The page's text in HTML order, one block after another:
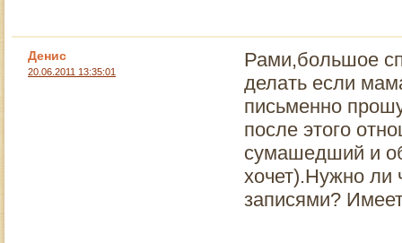
Денис
20.06.2011 13:35:01
Рами,большое
делать если
письменно
после этого
сумашедший и
хочет).Нужно ли
записями?